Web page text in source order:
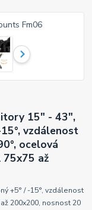
15" - 43",
vzdálenost
ocelová
75x75 až
+5° / -15°, vzdálenost
200x200, nosnost 20